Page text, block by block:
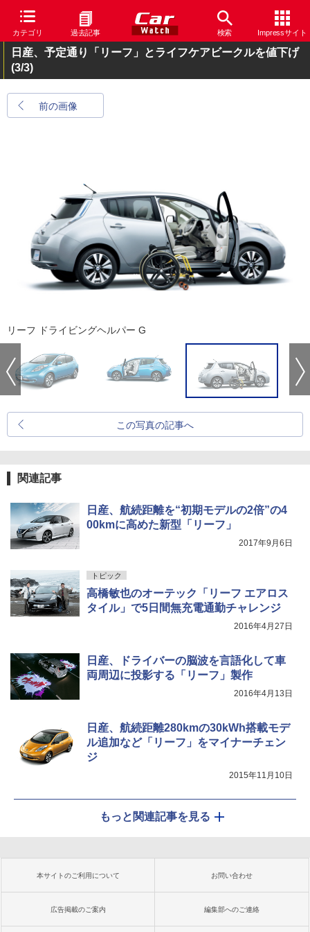
カテゴリ 過去記事 検索 Impressサイト
日産、予定通り「リーフ」とライフケアビークルを値下げ
(3/3)
前の画像
リーフ ドライビングヘルパー G
この写真の記事へ
関連記事
日産、航続距離を“初期モデルの2倍”の4
00kmに高めた新型「リーフ」
2017年9月6日
トピック
高橋敏也のオーテック「リーフ エアロス
タイル」で5日間無充電通勤チャレンジ
2016年4月27日
日産、ドライバーの脳波を言語化して車
両周辺に投影する「リーフ」製作
2016年4月13日
日産、航続距離280kmの30kWh搭載モデ
ル追加など「リーフ」をマイナーチェン
ジ
2015年11月10日
もっと関連記事を見る
本サイトのご利用について お問い合わせ
広告掲載のご案内 編集部へのご連絡